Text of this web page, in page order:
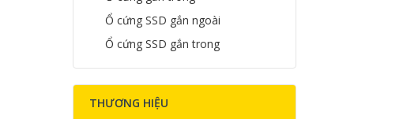
Ổ cứng SSD gắn ngoài
Ổ cứng SSD gắn trong
THƯƠNG HIỆU